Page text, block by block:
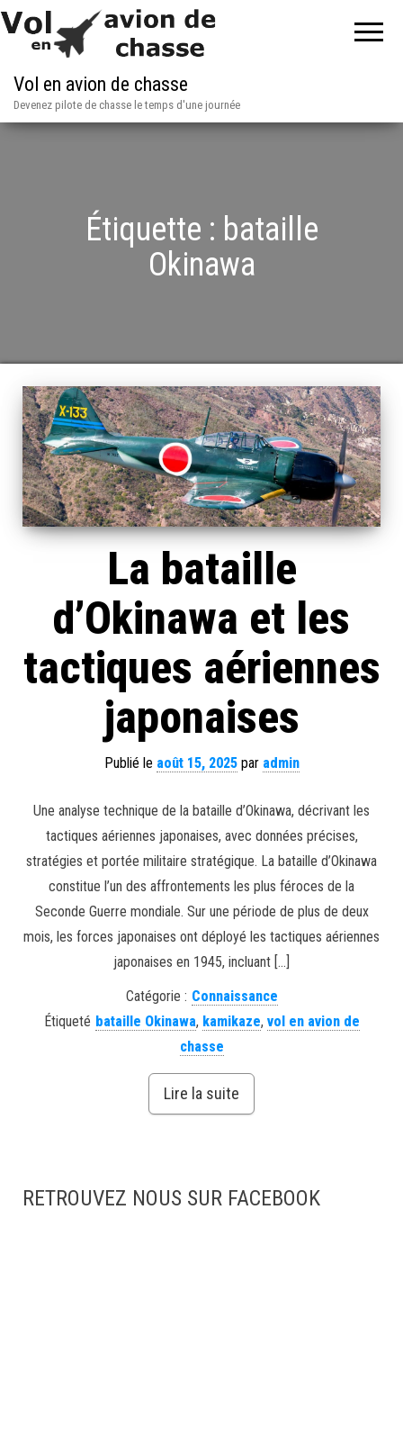
Vol en avion de chasse
Devenez pilote de chasse le temps d'une journée
Étiquette : bataille
Okinawa
La bataille
d’Okinawa et les
tactiques aériennes
japonaises
Publié le août 15, 2025par admin
Une analyse technique de la bataille d’Okinawa, décrivant les
tactiques aériennes japonaises, avec données précises,
stratégies et portée militaire stratégique. La bataille d’Okinawa
constitue l’un des affrontements les plus féroces de la
Seconde Guerre mondiale. Sur une période de plus de deux
mois, les forces japonaises ont déployé les tactiques aériennes
japonaises en 1945, incluant […]
Catégorie : Connaissance
Étiqueté bataille Okinawa, kamikaze, vol en avion de
chasse
Lire la suite
RETROUVEZ NOUS SUR FACEBOOK